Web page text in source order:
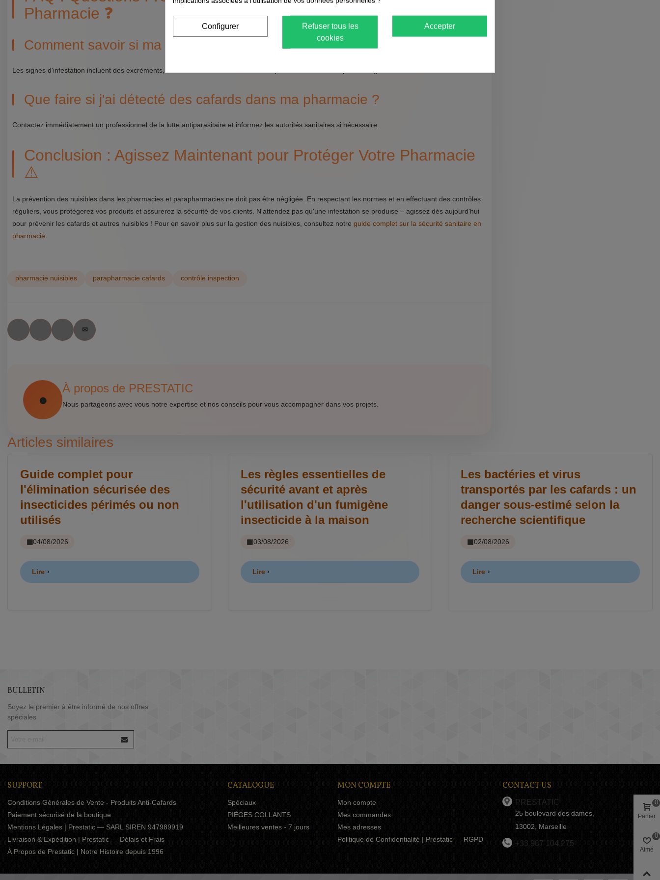
Pharmacie ❓
Comment savoir si ma pharmacie est infestée de cafards ?
Les signes d'infestation incluent des excréments, des odeurs inhabituelles et des coquilles d'œufs. Une inspection régulière est recommandée.
Que faire si j'ai détecté des cafards dans ma pharmacie ?
Contactez immédiatement un professionnel de la lutte antiparasitaire et informez les autorités sanitaires si nécessaire.
Conclusion : Agissez Maintenant pour Protéger Votre Pharmacie
⚠️
La prévention des nuisibles dans les pharmacies et parapharmacies ne doit pas être négligée. En respectant les normes et en effectuant des contrôles
réguliers, vous protégerez vos produits et assurerez la sécurité de vos clients. N'attendez pas qu'une infestation se produise – agissez dès aujourd'hui
pour prévenir les cafards et autres nuisibles ! Pour en savoir plus sur la gestion des nuisibles, consultez notre guide complet sur la sécurité sanitaire en
pharmacie
pharmacie nuisibles parapharmacie cafards contrôle inspection
À propos de PRESTATIC
Nous partageons avec vous notre expertise et nos conseils pour vous accompagner dans vos projets.
Articles similaires
Guide complet pour
l'élimination sécurisée des
insecticides périmés ou non
utilisés
04/08/2026
Lire
Les règles essentielles de
sécurité avant et après
l'utilisation d'un fumigène
insecticide à la maison
03/08/2026
Lire
Les bactéries et virus
transportés par les cafards : un
danger sous-estimé selon la
recherche scientifique
02/08/2026
Lire
BULLETIN
Soyez le premier à être informé de nos offres
spéciales
SUPPORT
Conditions Générales de Vente - Produits Anti-Cafards
Paiement sécurisé de la boutique
Mentions Légales | Prestatic — SARL SIREN 947989919
Livraison & Expédition | Prestatic — Délais et Frais
À Propos de Prestatic | Notre Histoire depuis 1996
CATALOGUE
Spéciaux
PIÈGES COLLANTS
Meilleures ventes - 7 jours
MON COMPTE
Mon compte
Mes commandes
Mes adresses
Politique de Confidentialité | Prestatic — RGPD
CONTACT US
PRESTATIC
25 boulevard des dames,
13002, Marseille
+33 987 104 275
Panier
0
Aimé
0
Accepter
Refuser tous les
cookies
Configurer